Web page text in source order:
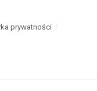
prywatności